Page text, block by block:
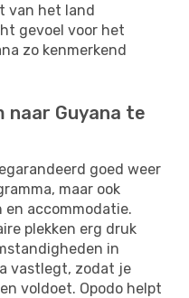
van het land
gevoel voor het
zo kenmerkend
naar Guyana te
goed weer
maar ook
accommodatie.
plekken erg druk
in
vastlegt, zodat je
voldoet. Opodo helpt